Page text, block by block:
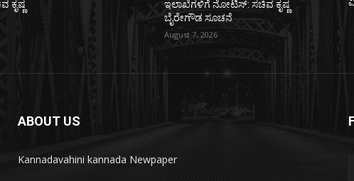
ಇಲಾಖೆಗಳಿಗೆ ನೋಟಿಸ್: ಸಚಿವ ಕೃಷ್ಣ
ಬೈರೇಗೌಡ ಸೂಚನೆ
August 7, 2026
ABOUT US
Kannadavahini kannada Newpaper